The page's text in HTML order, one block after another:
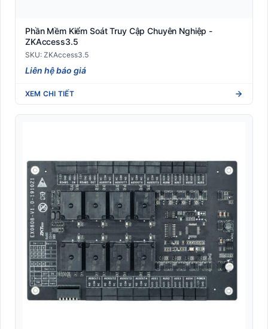
Phần Mềm Kiểm Soát Truy Cập Chuyên Nghiệp -
ZKAccess3.5
SKU: ZKAccess3.5
Liên hệ báo giá
XEM CHI TIẾT